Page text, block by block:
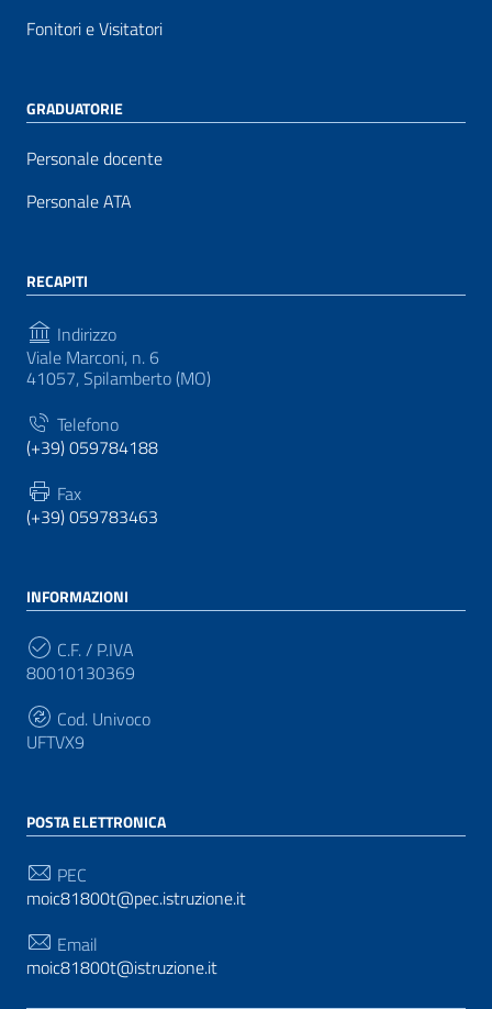
Fonitori e Visitatori
GRADUATORIE
Personale docente
Personale ATA
RECAPITI
Indirizzo
Viale Marconi, n. 6
41057, Spilamberto (MO)
Telefono
(+39) 059784188
Fax
(+39) 059783463
INFORMAZIONI
C.F. / P.IVA
80010130369
Cod. Univoco
UFTVX9
POSTA ELETTRONICA
PEC
moic81800t@pec.istruzione.it
Email
moic81800t@istruzione.it